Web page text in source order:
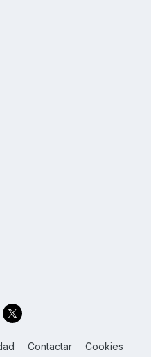
Contactar Cookies